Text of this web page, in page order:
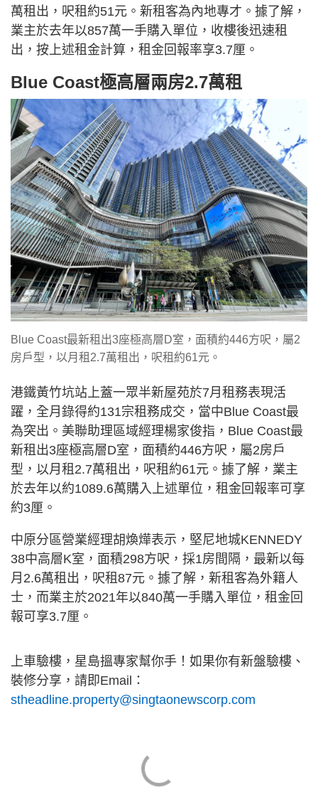
萬租出，呎租約51元。新租客為內地專才。據了解，
業主於去年以857萬一手購入單位，收樓後迅速租
出，按上述租金計算，租金回報率享3.7厘。
Blue Coast極高層兩房2.7萬租
Blue Coast最新租出3座極高層D室，面積約446方呎，屬2
房戶型，以月租2.7萬租出，呎租約61元。
港鐵黃竹坑站上蓋一眾半新屋苑於7月租務表現活
躍，全月錄得約131宗租務成交，當中Blue Coast最
為突出。美聯助理區域經理楊家俊指，Blue Coast最
新租出3座極高層D室，面積約446方呎，屬2房戶
型，以月租2.7萬租出，呎租約61元。據了解，業主
於去年以約1089.6萬購入上述單位，租金回報率可享
約3厘。
中原分區營業經理胡煥燁表示，堅尼地城KENNEDY
38中高層K室，面積298方呎，採1房間隔，最新以每
月2.6萬租出，呎租87元。據了解，新租客為外籍人
士，而業主於2021年以840萬一手購入單位，租金回
報可享3.7厘。
上車驗樓，星島搵專家幫你手！如果你有新盤驗樓、
裝修分享，請即Email：
stheadline.property@singtaonewscorp.com